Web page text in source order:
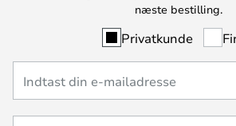
næste bestilling.
Privatkunde